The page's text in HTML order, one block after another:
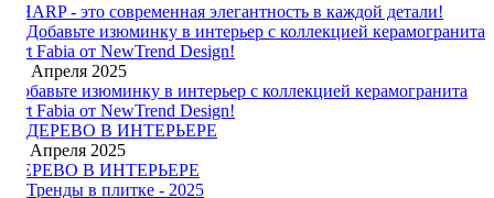
SHARP - это современная элегантность в каждой детали!
22 Апреля 2025
Добавьте изюминку в интерьер с коллекцией керамогранита
Art Fabia от NewTrend Design!
11 Апреля 2025
ДЕРЕВО В ИНТЕРЬЕРЕ